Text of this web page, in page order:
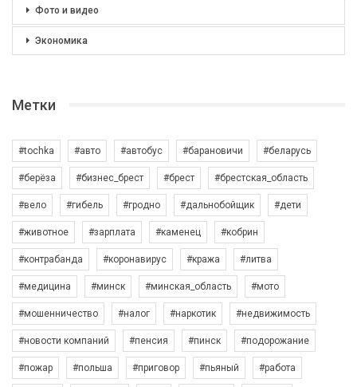
Фото и видео
Экономика
Метки
#tochka #авто #автобус #барановичи #беларусь
#берёза #бизнес_брест #брест #брестская_область
#вело #гибель #гродно #дальнобойщик #дети
#животное #зарплата #каменец #кобрин
#контрабанда #коронавирус #кража #литва
#медицина #минск #минская_область #мото
#мошенничество #налог #наркотик #недвижимость
#новости компаний #пенсия #пинск #подорожание
#пожар #польша #приговор #пьяный #работа